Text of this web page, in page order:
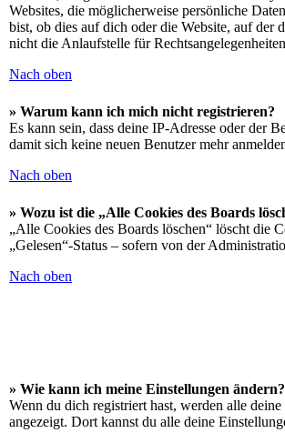
Websites, die möglicherweise persönliche
bist, ob dies auf dich oder die Website, auf der
nicht die Anlaufstelle für
Nach oben
» Warum kann ich mich nicht registrieren?
Es kann sein, dass deine IP-Adresse oder der
damit sich keine neuen Benutzer mehr
Nach oben
» Wozu ist die „Alle Cookies des Boards
„Alle Cookies des Boards löschen“ löscht die
„Gelesen“-Status – sofern von der
Nach oben
» Wie kann ich meine Einstellungen ändern?
Wenn du dich registriert hast, werden alle
angezeigt. Dort kannst du alle deine